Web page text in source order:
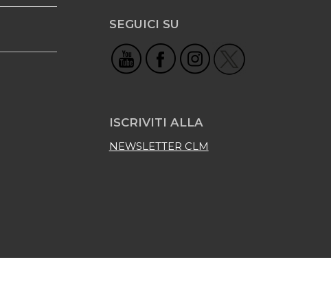
SEGUICI SU
ISCRIVITI ALLA
NEWSLETTER CLM